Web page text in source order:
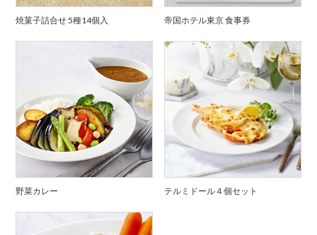
焼菓子詰合せ 5種14個入 帝国ホテル東京 食事券
野菜カレー テルミドール４個セット